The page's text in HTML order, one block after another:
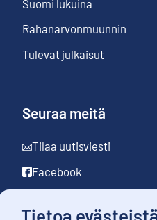
Tietoa
Suomi lukuina
Rahanarvonmuunnin
Tulevat julkaisut
Seuraa meitä
Tilaa uutisviesti
Facebook